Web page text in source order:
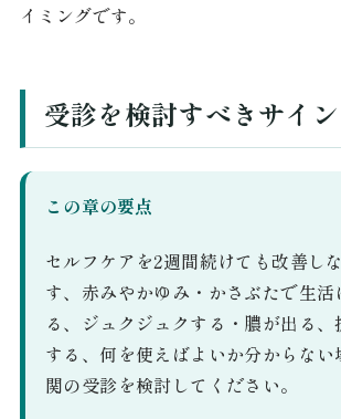
イミングです。
受診を検討すべきサイン
この章の要点
セルフケアを2週間続けても改善し
す、赤みやかゆみ・かさぶたで生活
る、ジュクジュクする・膿が出る
する、何を使えばよいか分からない
関の受診を検討してください。